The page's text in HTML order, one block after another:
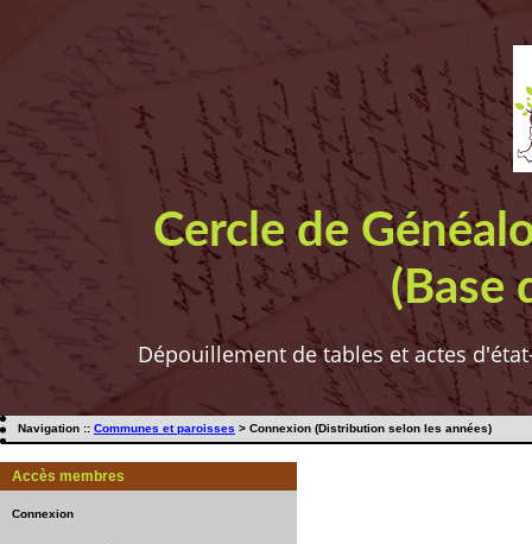
Cercle de
(Base
Dépouillement de tables et actes
Navigation :: Communes et paroisses > Connexion (Distribution selon les années)
Accès membres
Connexion